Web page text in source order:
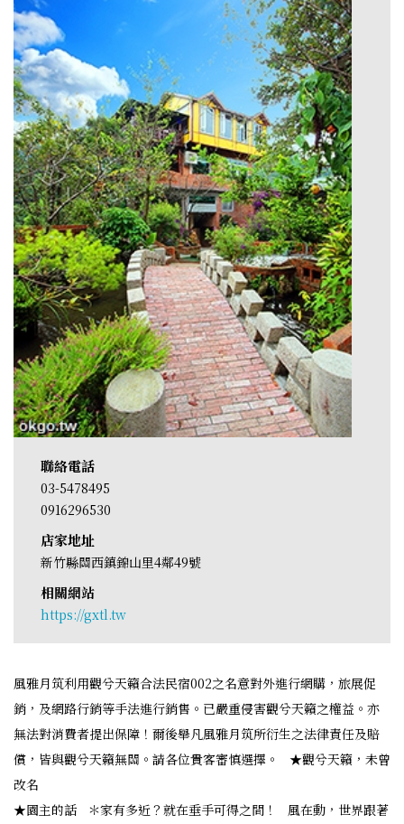
聯絡電話
03-5478495
0916296530
店家地址
新竹縣關西鎮錦山里4鄰49號
相關網站
https://gxtl.tw
風雅月筑利用觀兮天籟合法民宿002之名意對外進行網購，旅展促
銷，及網路行銷等手法進行銷售。已嚴重侵害觀兮天籟之權益。亦
無法對消費者提出保障！爾後舉凡風雅月筑所衍生之法律責任及賠
償，皆與觀兮天籟無關。請各位貴客審慎選擇。 ★觀兮天籟，未曾
改名
★園主的話 ＊家有多近？就在垂手可得之間！ 風在動，世界跟著